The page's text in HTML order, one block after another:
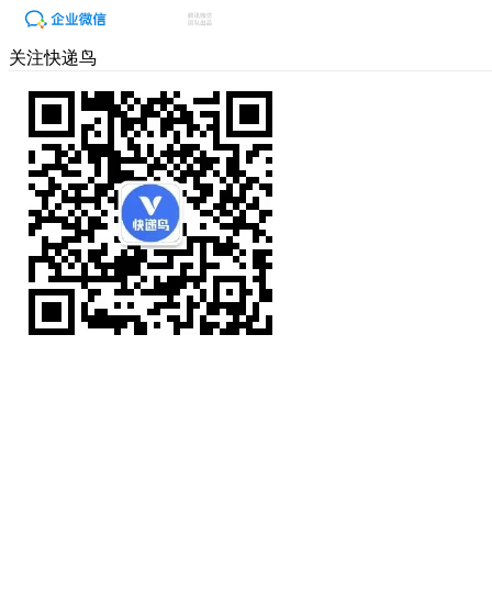
关注快递鸟